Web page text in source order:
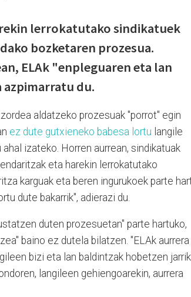
lerrokatutako sindikatuek
bozketaren prozesua.
ELAk "enpleguaren eta lan
du.
aldatzeko prozesuak "porrot" egin
ez dute gutxieneko babesa lortu langile
izateko. Horren aurrean, sindikatuak
eta harekin lerrokatutako
karguak eta beren ingurukoek parte
dute bakarrik", adierazi du.
duten prozesuetan" parte hartuko,
baino ez dutela bilatzen. "ELAk aurrera
bizi eta lan baldintzak hobetzen
langileen gehiengoarekin, aurrera